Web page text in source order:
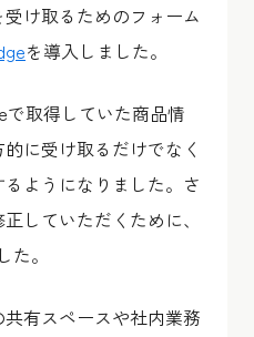
け取るためのフォーム
を導入しました。
で取得していた商品情
に受け取るだけでなく
ようになりました。さ
していただくために、
。
有スペースや社内業務